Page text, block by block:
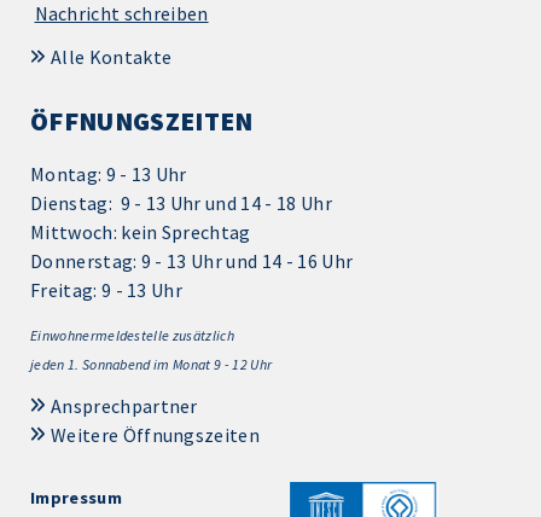
Nachricht schreiben
Alle Kontakte
ÖFFNUNGSZEITEN
Montag: 9 - 13 Uhr
Dienstag: 9 - 13 Uhr und 14 - 18 Uhr
Mittwoch: kein Sprechtag
Donnerstag: 9 - 13 Uhr und 14 - 16 Uhr
Freitag: 9 - 13 Uhr
Einwohnermeldestelle zusätzlich
jeden 1. Sonnabend im Monat 9 - 12 Uhr
Ansprechpartner
Weitere Öffnungszeiten
Impressum